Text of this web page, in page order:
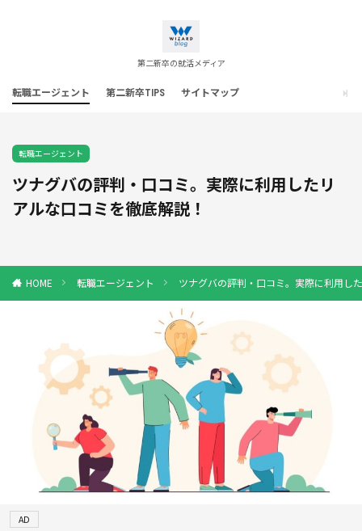
第二新卒の就活メディア
転職エージェント 第二新卒TIPS サイトマップ
転職エージェント
ツナグバの評判・口コミ。実際に利用したリ
アルな口コミを徹底解説！
HOME 転職エージェント ツナグバの評判・口コミ。実際に利用し
AD